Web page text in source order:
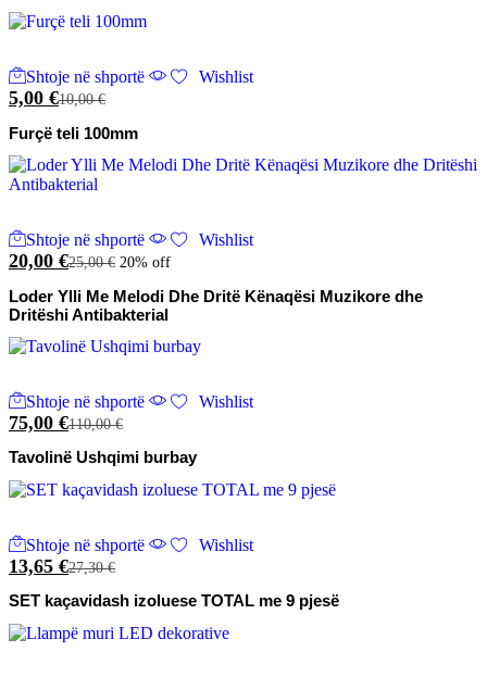
Shtoje në shportë Wishlist
5,00 €10,00€
Furçë teli 100mm
Shtoje në shportë Wishlist
20,00 €25,00€ 20% off
Loder Ylli Me Melodi Dhe Dritë Kënaqësi Muzikore dhe
Dritëshi Antibakterial
Shtoje në shportë Wishlist
75,00 €110,00€
Tavolinë Ushqimi burbay
Shtoje në shportë Wishlist
13,65 €27,30€
SET kaçavidash izoluese TOTAL me 9 pjesë